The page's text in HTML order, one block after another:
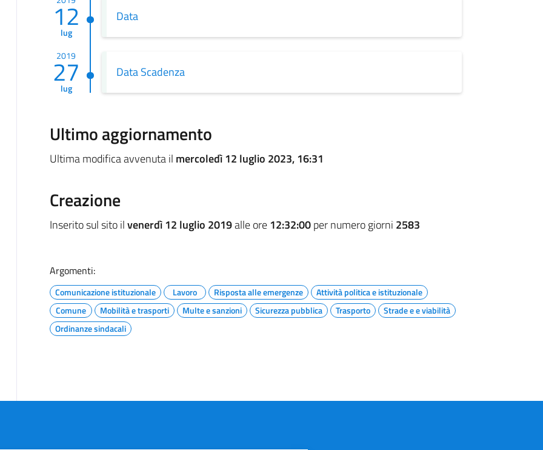
12
lug
Data
2019
27
lug
Data Scadenza
Ultimo aggiornamento
Ultima modifica avvenuta il mercoledì 12 luglio 2023, 16:31
Creazione
Inserito sul sito ilvenerdì 12 luglio 2019alle ore12:32:00per numero giorni 2583
Argomenti:
Comunicazione istituzionale Lavoro Risposta alle emergenze
Attività politica e istituzionale
Comune
Mobilità e trasporti Multe e sanzioni Sicurezza pubblica Trasporto
Strade e e viabilità
Ordinanze sindacali